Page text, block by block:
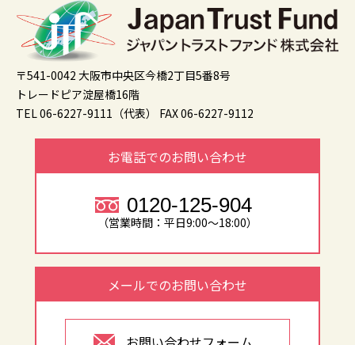
〒541-0042 大阪市中央区今橋2丁目5番8号
トレードピア淀屋橋16階
TEL 06-6227-9111（代表）
FAX 06-6227-9112
お電話でのお問い合わせ
0120-125-904
（営業時間：平日9:00～18:00）
メールでのお問い合わせ